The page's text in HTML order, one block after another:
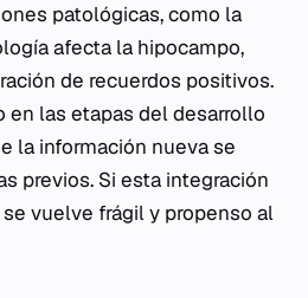
patológicas, como la
afecta la hipocampo,
de recuerdos positivos.
en las etapas del desarrollo
la información nueva se
previos. Si esta integración
vuelve frágil y propenso al